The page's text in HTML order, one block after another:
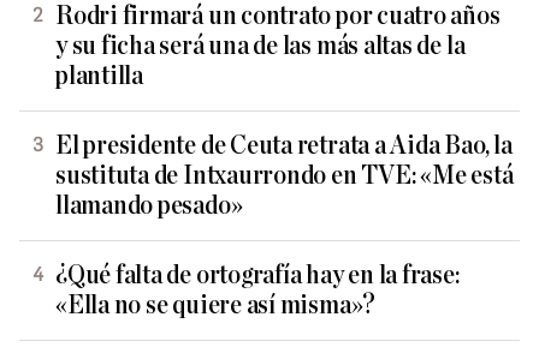
Rodri firmará un contrato por cuatro años
y su ficha será una de las más altas de la
plantilla
El presidente de Ceuta retrata a Aida Bao, la
sustituta de Intxaurrondo en TVE: «Me está
llamando pesado»
¿Qué falta de ortografía hay en la frase:
«Ella no se quiere así misma»?